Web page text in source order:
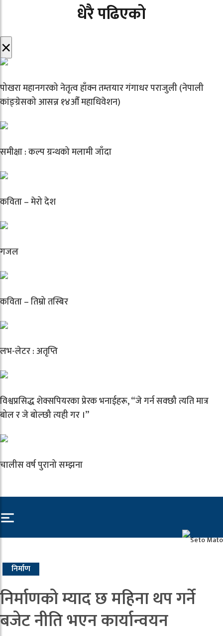
धेरै पढिएको
×
पोखरा महानगरको नेतृत्व हाँक्न तम्तयार गंगाधर पराजुली (नेपाली
कांङ्ग्रेसको आसन्न १४औँ महाधिवेशन)
समीक्षा : कल्प ग्रन्थको मलामी जाँदा
कविता – मेरो देश
गजल
कविता – तिम्रो तस्बिर
लभ-लेटर : अतृप्ति
विश्वप्रसिद्ध शेक्सपियरका प्रेरक भनाईहरू, “जे गर्न सक्छौ त्यति मात्र
बोल र जे बोल्छौ त्यही गर ।”
चालीस वर्ष पुरानो सम्झना
निर्माण
निर्माणको म्याद छ महिना थप गर्ने
बजेट नीति भएन कार्यान्वयन